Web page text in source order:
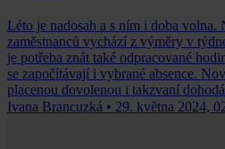
Léto je nadosah a s ním i doba volna.
zaměstnanců vychází z výměry v
je potřeba znát také odpracované
se započítávají i vybrané absence.
placenou dovolenou i takzvaní
Ivana Brancuzká • 29. května 2024,